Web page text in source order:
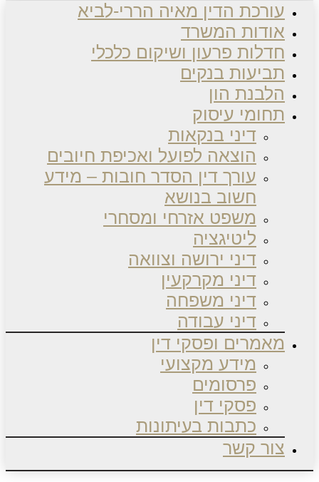
עורכת הדין מאיה הררי-לביא
אודות המשרד
חדלות פרעון ושיקום כלכלי
תביעות בנקים
הלבנת הון
תחומי עיסוק
דיני בנקאות
הוצאה לפועל ואכיפת חיובים
עורך דין הסדר חובות – מידע
חשוב בנושא
משפט אזרחי ומסחרי
ליטיגציה
דיני ירושה וצוואה
דיני מקרקעין
דיני משפחה
דיני עבודה
מאמרים ופסקי דין
מידע מקצועי
פרסומים
פסקי דין
כתבות בעיתונות
צור קשר